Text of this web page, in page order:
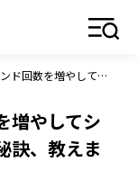
お金はないけどラウンド回数を増やしてシングルを目指す！やりくりの秘訣、教えます
増やしてシ
訣、教えま